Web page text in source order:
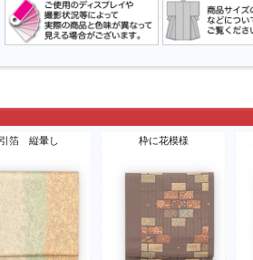
引箔 縦暈し 枠に花模様